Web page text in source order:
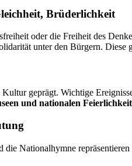
Brüderlichkeit
oder die Freiheit des
unter den Bürgern.
geprägt. Wichtige
und nationalen
Nationalhymne